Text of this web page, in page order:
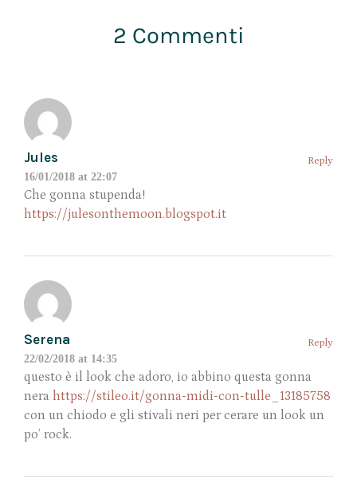
2 Commenti
Jules
16/01/2018 at 22:07
Reply
Che gonna stupenda!
https://julesonthemoon.blogspot.it
Serena
22/02/2018 at 14:35
Reply
questo è il look che adoro, io abbino questa gonna
nera https://stileo.it/gonna-midi-con-tulle_13185758
con un chiodo e gli stivali neri per cerare un look un
po’ rock.